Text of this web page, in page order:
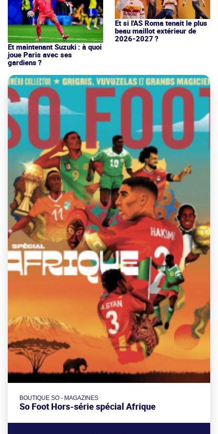
Et maintenant Suzuki : à quoi
joue Paris avec ses
gardiens ?
Et si l'AS Roma tenait le plus
beau maillot extérieur de
2026-2027 ?
BOUTIQUE SO - MAGAZINES
So Foot Hors-série spécial Afrique